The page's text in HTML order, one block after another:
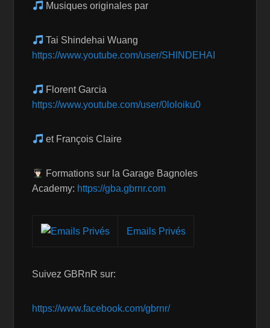
Musiques originales par
Tai Shindehai Wuang
https://www.youtube.com/user/SHINDEHAI
Florent Garcia
https://www.youtube.com/user/0loloiku0
et François Claire
Formations sur la Garage Bagnoles
Academy: https://gba.gbrnr.com
Emails Privés
Suivez GBRnR sur:
https://www.facebook.com/gbrnr/